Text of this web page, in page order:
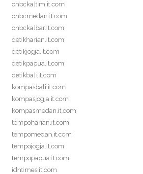
cnbckaltim.it.com
cnbcmedan.it.com
cnbckalbar.it.com
detikharian.it.com
detikjogja.it.com
detikpapua.it.com
detikbali.it.com
kompasbali.it.com
kompasjogja.it.com
kompasmedan.it.com
tempoharian.it.com
tempomedan.it.com
tempojogja.it.com
tempopapua.it.com
idntimes.it.com